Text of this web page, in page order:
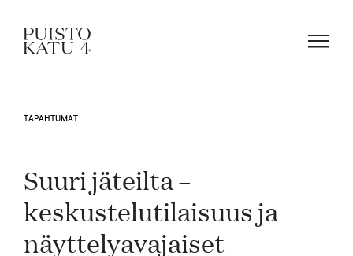
Mistä kyse?
Yhteisömme
Tapahtumat
TAPAHTUMAT
Suuri jäteilta –
keskustelutilaisuus ja
näyttelyavajaiset